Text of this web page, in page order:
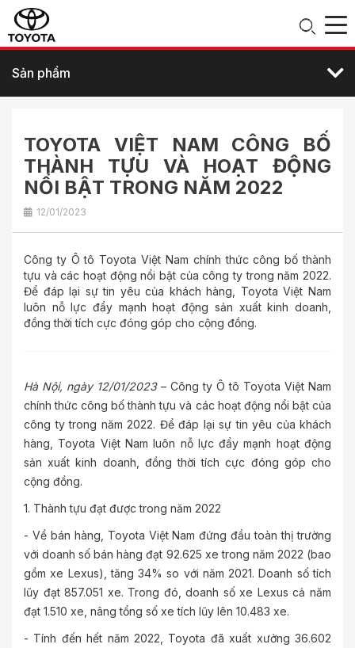
Sản phẩm
TOYOTA VIỆT NAM CÔNG BỐ
THÀNH TỰU VÀ HOẠT ĐỘNG
NỔI BẬT TRONG NĂM 2022
12/01/2023
Công ty Ô tô Toyota Việt Nam chính thức công bố thành
tựu và các hoạt động nổi bật của công ty trong năm 2022.
Để đáp lại sự tin yêu của khách hàng, Toyota Việt Nam
luôn nỗ lực đẩy mạnh hoạt động sản xuất kinh doanh,
đồng thời tích cực đóng góp cho cộng đồng.
Hà Nội, ngày 12/01/2023– Công ty Ô tô Toyota Việt Nam
chính thức công bố thành tựu và các hoạt động nổi bật của
công ty trong năm 2022. Để đáp lại sự tin yêu của khách
hàng, Toyota Việt Nam luôn nỗ lực đẩy mạnh hoạt động
sản xuất kinh doanh, đồng thời tích cực đóng góp cho
cộng đồng.
1. Thành tựu đạt được trong năm 2022
- Về bán hàng, Toyota Việt Nam đứng đầu toàn thị trường
với doanh số bán hàng đạt 92.625 xe trong năm 2022 (bao
gồm xe Lexus), tăng 34% so với năm 2021. Doanh số tích
lũy đạt 857.051 xe. Trong đó, doanh số xe Lexus cả năm
đạt 1.510 xe, nâng tổng số xe tích lũy lên 10.483 xe.
- Tính đến hết năm 2022, Toyota đã xuất xưởng 36.602